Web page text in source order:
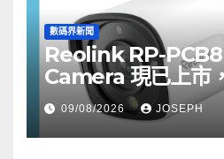
數碼界新聞
Reolink RP-
Camera 現已上市
HK$722
09/08/2026 JOSEPH